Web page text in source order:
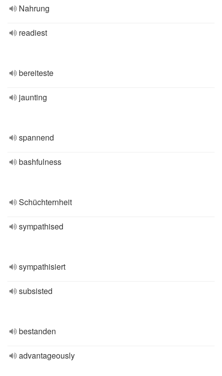
Nahrung
readiest
bereiteste
jaunting
spannend
bashfulness
Schüchternheit
sympathised
sympathisiert
subsisted
bestanden
advantageously